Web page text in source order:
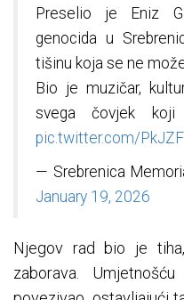
Preselio je Eniz
genocida u
tišinu koja se ne
Bio je muzičar,
svega čovjek
pic.twitter.com/
— Srebrenica
January 19, 2026
Njegov rad bio je
zaborava.